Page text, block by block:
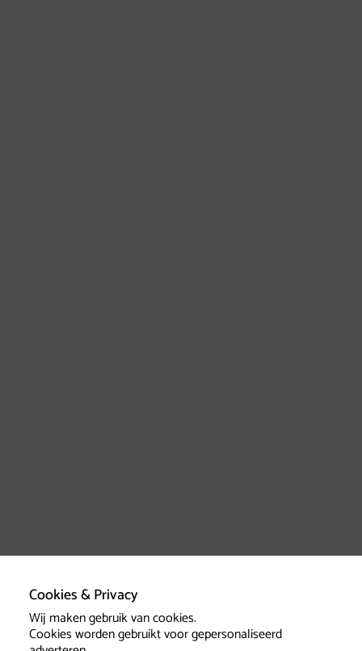
Cookies & Privacy
Wij maken gebruik van cookies.
Cookies worden gebruikt voor gepersonaliseerd